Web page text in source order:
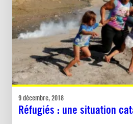
9 décembre, 2018
Réfugiés : une situation